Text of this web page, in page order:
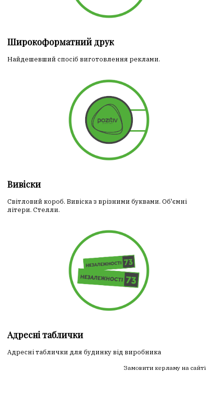
Широкоформатний друк
Найдешевший спосіб виготовлення реклами.
Вивіски
Світловий короб. Вивіска з врізними буквами. Об'ємні
літери. Стелли.
Адресні таблички
Адресні таблички для будинку від виробника
Замовити керламу на сайті